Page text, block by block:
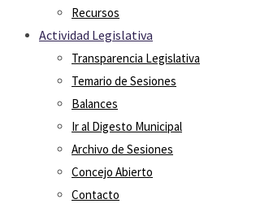
Recursos
Actividad Legislativa
Transparencia Legislativa
Temario de Sesiones
Balances
Ir al Digesto Municipal
Archivo de Sesiones
Concejo Abierto
Contacto